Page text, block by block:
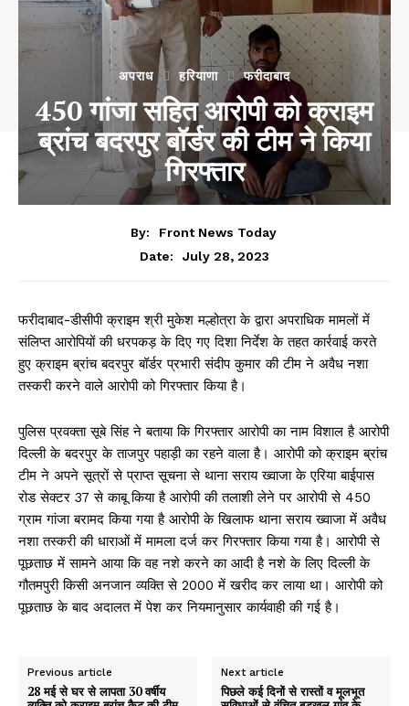
अपराध हरियाणा फरीदाबाद
450 गांजा सहित आरोपी को क्राइम
ब्रांच बदरपुर बॉर्डर की टीम ने किया
गिरफ्तार
By:
Front News Today
Date:
July 28, 2023
फरीदाबाद-डीसीपी क्राइम श्री मुकेश मल्होत्रा के द्वारा अपराधिक मामलों में
संलिप्त आरोपियों की धरपकड़ के दिए गए दिशा निर्देश के तहत कार्रवाई करते
हुए क्राइम ब्रांच बदरपुर बॉर्डर प्रभारी संदीप कुमार की टीम ने अवैध नशा
तस्करी करने वाले आरोपी को गिरफ्तार किया है।
पुलिस प्रवक्ता सूबे सिंह ने बताया कि गिरफ्तार आरोपी का नाम विशाल है आरोपी
दिल्ली के बदरपुर के ताजपुर पहाड़ी का रहने वाला है। आरोपी को क्राइम ब्रांच
टीम ने अपने सूत्रों से प्राप्त सूचना से थाना सराय ख्वाजा के एरिया बाईपास
रोड सेक्टर 37 से काबू किया है आरोपी की तलाशी लेने पर आरोपी से 450
ग्राम गांजा बरामद किया गया है आरोपी के खिलाफ थाना सराय ख्वाजा में अवैध
नशा तस्करी की धाराओं में मामला दर्ज कर गिरफ्तार किया गया है। आरोपी से
पूछताछ में सामने आया कि वह नशे करने का आदी है नशे के लिए दिल्ली के
गौतमपुरी किसी अनजान व्यक्ति से ₹2000 में खरीद कर लाया था। आरोपी को
पूछताछ के बाद अदालत में पेश कर नियमानुसार कार्यवाही की गई है।
Previous article
28 मई से घर से लापता 30 वर्षीय
Next article
पिछले कई दिनों से रास्तों व मूलभूत